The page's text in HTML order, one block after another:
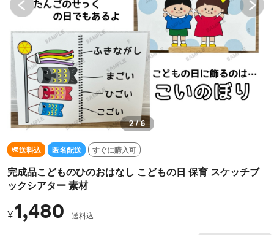
3 / 6
送料込 匿名配送 すぐに購入可
完成品こどものひのおはなし こどもの日 保育 スケッチブ
ックシアター 素材
¥1,480 送料込